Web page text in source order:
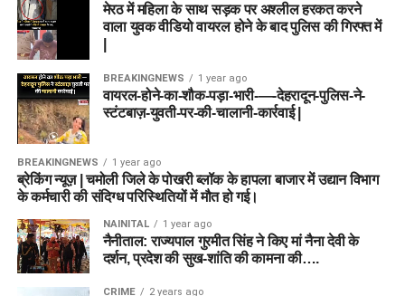
दस्तावेज सत्यापन (Document Verification – DV):
लिखित परीक्षा और स्किल टेस्ट की मेरिट के आधार पर शॉर्टलिस्ट
किए गए उम्मीदवारों को अपने मूल प्रमाणपत्रों की जांच करानी
होगी।
चिकित्सा परीक्षण (Medical Examination):अंतिम चयन से
पहले उम्मीदवारों का शारीरिक रूप से पद के योग्य होने की पुष्टि के
आवेदन शुल्क (Application Fee)
DSSSB आवेदकों से बेहद किफायती आवेदन शुल्क लेता है। भुगतान
केवल ऑनलाइन माध्यम (नेट बैंकिंग, डेबिट/क्रेडिट कार्ड, यूपीआई) से ही
स्वीकार किया जाएगा।
मेरठ में महिला के साथ सड़क पर अश्लील हरकत करने
वाला युवक वीडियो वायरल होने के बाद पुलिस की गिरफ्त में
BREAKINGNEWS 1 year ago
वायरल-होने-का-शौक-पड़ा-भारी-—-देहरादून-पुलिस-ने-
स्टंटबाज़-युवती-पर-की-चालानी-कार्रवाई |
BREAKINGNEWS 1 year ago
ब्रेकिंग न्यूज़ | चमोली जिले के पोखरी ब्लॉक के हापला बाजार में उद्यान विभाग
के कर्मचारी की संदिग्ध परिस्थितियों में मौत हो गई।
NAINITAL 1 year ago
नैनीताल: राज्यपाल गुरमीत सिंह ने किए मां नैना देवी के
दर्शन, प्रदेश की सुख-शांति की कामना की….
CRIME 2 years ago